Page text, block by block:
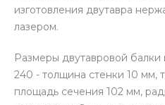
изготовления двутавра
лазером.
Размеры двутавровой
240 - толщина стенки 10 мм,
площадь сечения 102 мм,